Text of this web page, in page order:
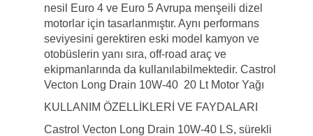
nesil Euro 4 ve Euro 5 Avrupa menşeili dizel
motorlar için tasarlanmıştır. Aynı performans
seviyesini gerektiren eski model kamyon ve
otobüslerin yanı sıra, off-road araç ve
ekipmanlarında da kullanılabilmektedir. Castrol
Vecton Long Drain 10W-40 20 Lt Motor Yağı
KULLANIM ÖZELLİKLERİ VE FAYDALARI
Castrol Vecton Long Drain 10W-40 LS, sürekli